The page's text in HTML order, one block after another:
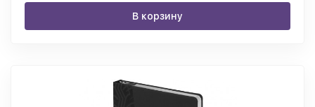
В корзину